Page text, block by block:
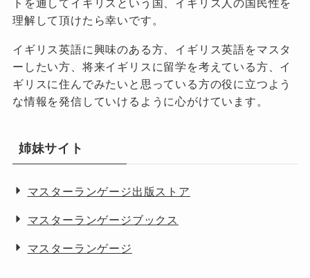
トを通してイギリスという国、イギリス人の国民性を
理解して頂けたら幸いです。
イギリス英語に興味のある方、イギリス英語をマスタ
ーしたい方、将来イギリスに留学を考えている方、イ
ギリスに住んでみたいと思っている方の役に立つよう
な情報を発信していけるように心がけています。
姉妹サイト
マスターランゲージ出版ストア
マスターランゲージブックス
マスターランゲージ